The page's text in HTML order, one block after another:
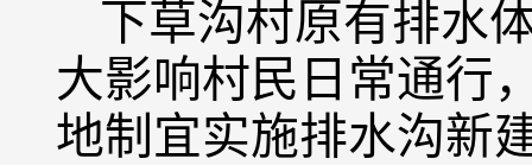
下草沟村原有排水
大影响村民日常通行
地制宜实施排水沟新